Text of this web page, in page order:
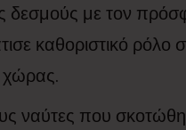
δεσμούς με τον
καθοριστικό ρόλο
χώρας.
ναύτες που